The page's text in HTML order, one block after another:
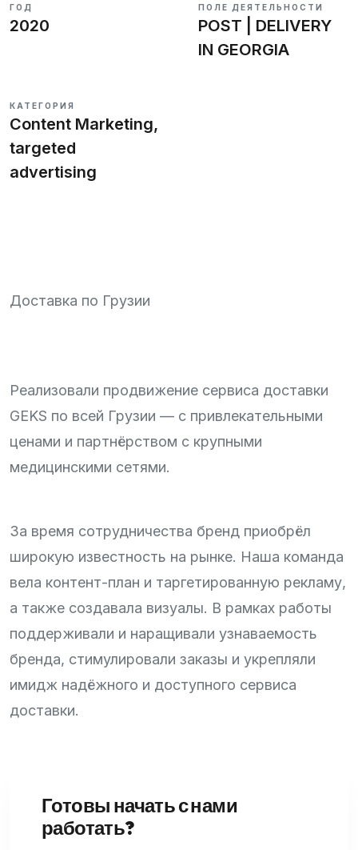
ГОД
2020
ПОЛЕ ДЕЯТЕЛЬНОСТИ
POST | DELIVERY
IN GEORGIA
КАТЕГОРИЯ
Content Marketing,
targeted
advertising
Доставка по Грузии
Реализовали продвижение сервиса доставки
GEKS по всей Грузии — с привлекательными
ценами и партнёрством с крупными
медицинскими сетями.
За время сотрудничества бренд приобрёл
широкую известность на рынке. Наша команда
вела контент-план и таргетированную рекламу,
а также создавала визуалы. В рамках работы
поддерживали и наращивали узнаваемость
бренда, стимулировали заказы и укрепляли
имидж надёжного и доступного сервиса
доставки.
Готовы начать с нами
работать?